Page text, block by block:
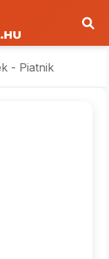
- Piatnik